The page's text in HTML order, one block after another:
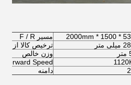
5300 *
مسیر F / R
متر
ترخیص کالا از
وزن خالص
Speed
دامنه